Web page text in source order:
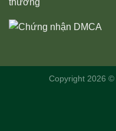
Copyright 2026 ©